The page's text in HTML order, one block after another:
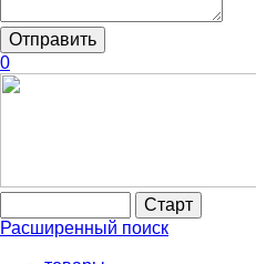
0
Расширенный поиск